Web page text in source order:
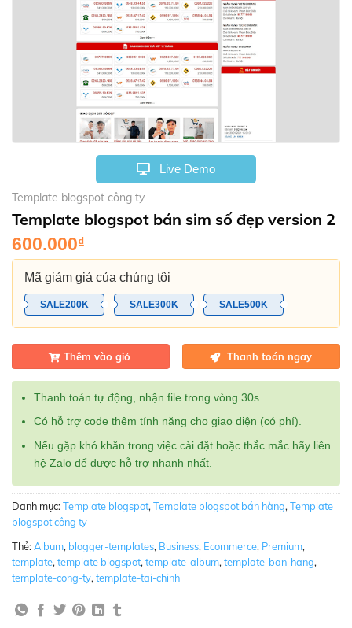
Live Demo
Template blogspot công ty
Template blogspot bán sim số đẹp version 2
600.000₫
Mã giảm giá của chúng tôi
SALE200K SALE300K SALE500K
Thêm vào giỏ Thanh toán ngay
Thanh toán tự động, nhận file trong vòng 30s.
Có hỗ trợ code thêm tính năng cho giao diện (có phí).
Nếu gặp khó khăn trong việc cài đặt hoặc thắc mắc hãy liên
hệ Zalo để được hỗ trợ nhanh nhất.
Danh mục:Template blogspot,Template blogspot bán hàng,Template
blogspot công ty
Thẻ:Album, blogger-templates, Business, Ecommerce, Premium,
template,template blogspot,template-album,template-ban-hang,
template-cong-ty,template-tai-chinh